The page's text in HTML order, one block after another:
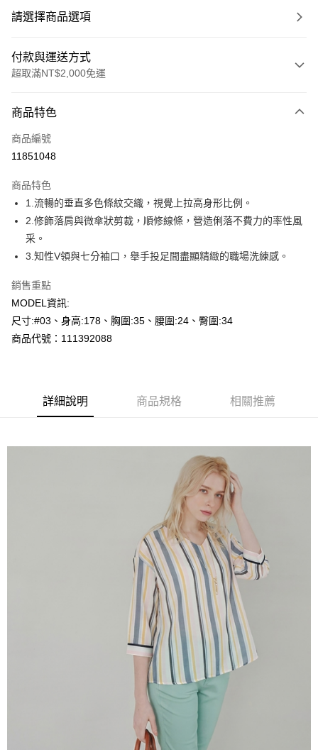
請選擇商品選項
付款與運送方式
超取滿NT$2,000免運
信用卡一次付款
超商取貨付款
Apple Pay
悠遊付
Google Pay
全盈+PAY
AFTEE先享後付
相關說明
【關於「AFTEE先享後付」】
３．安心：先確認商品／服務後，再付款。
結帳頁面，進行簡訊認證並確認金額後，即可完成結帳。
２．訂單成立數日內，您將收到繳費通知簡訊。
３．收到繳費通知簡訊後14天內，點擊此簡訊中的連結，可透過四大超商／
ATM／網路銀行／等多元方式進行付款，方視為交易完成。
※ 請注意：結帳手續完成當下不需立刻繳費，但若您需要取消訂單，請聯絡
購買商品的店家。未經商家同意取消之訂單仍視為有效，需透過AFTEE先享
※ 交易是否成功請以「AFTEE先享後付 」之結帳頁面顯示為準，若有關於
是否繳費成功／繳費後需取消欲退款等相關疑問，請聯繫「AFTEE先享後付
https://netprotections.freshdesk.com/support/home
１．透過由恩沛科技股份有限公司提供之「AFTEE先享後付」服務完成之交
易，需依本服務之必要範圍內提供個人資料，並將交易相關給付款項請求債
權轉讓予恩沛科技股份有限公司。
２．關於個人資料處理事宜，請瀏覽以下網址：
３．未成年的使用者請事先徵得法定代理人或監護人之同意方可使用
「AFTEE先享後付」，若未經同意申辦者引起之損失，本公司不負相關責
４．使用「AFTEE先享後付」時，將依據個別帳號之用戶狀況，依本公司即
時審查核予不同之上限額度；若仍有額度不足之情形，本公司將視審查結果
５．嚴禁一人註冊多個帳號或使用他人資訊註冊。若發現惡意使用之情形，
每筆NT$60，滿NT$2,000(含以上)免運費
每筆NT$60，滿NT$2,000(含以上)免運費
每筆NT$60，滿NT$2,000(含以上)免運費
每筆NT$60，滿NT$2,000(含以上)免運費
每筆NT$120，滿NT$2,000(含以上)免運費
商品特色
商品編號
11851048
商品特色
1.流暢的垂直多色條紋交織，視覺上拉高身形比例。
2.修飾落肩與微傘狀剪裁，順修線條，營造俐落不費力的率性風
采。
3.知性V領與七分袖口，舉手投足間盡顯精緻的職場洗練感。
銷售重點
MODEL資訊:
尺寸:#03、身高:178、胸圍:35、腰圍:24、臀圍:34
商品代號：111392088
詳細說明 商品規格 相關推薦